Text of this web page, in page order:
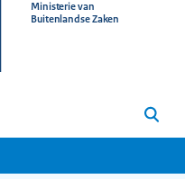
Ministerie van
Buitenlandse Zaken
Zoeken